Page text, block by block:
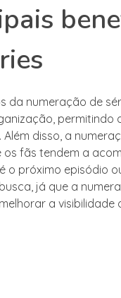
da numeração de
permitindo
Além disso, a
os fãs tendem a
o próximo episódio
já que a
a visibilidade